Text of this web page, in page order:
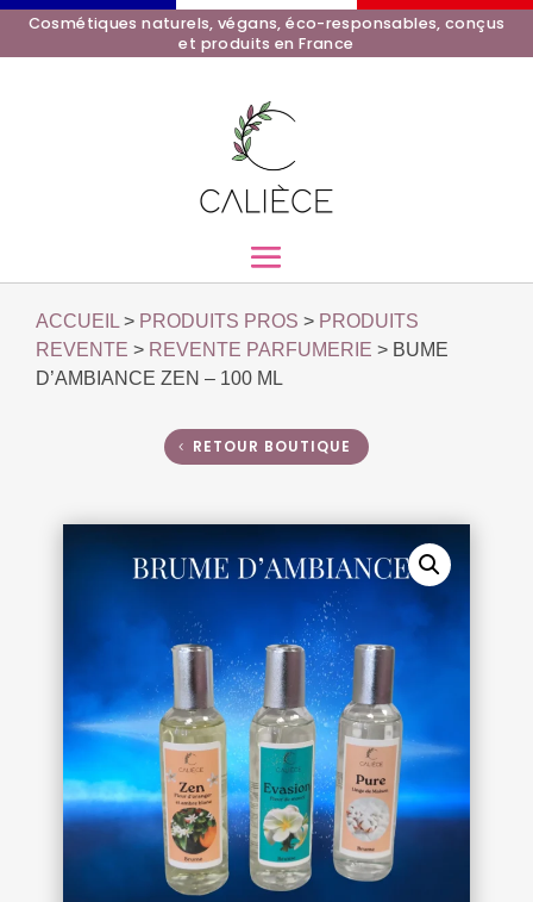
Cosmétiques naturels, végans, éco-responsables, conçus
et produits en France
ACCUEIL > PRODUITS PROS > PRODUITS
REVENTE > REVENTE PARFUMERIE > BUME
D’AMBIANCE ZEN – 100 ML
RETOUR BOUTIQUE